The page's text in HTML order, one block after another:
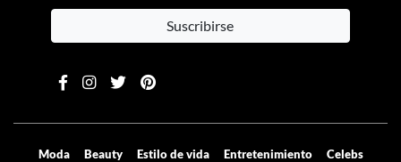
Suscribirse
Moda Beauty Estilo de vida Entretenimiento Celebs